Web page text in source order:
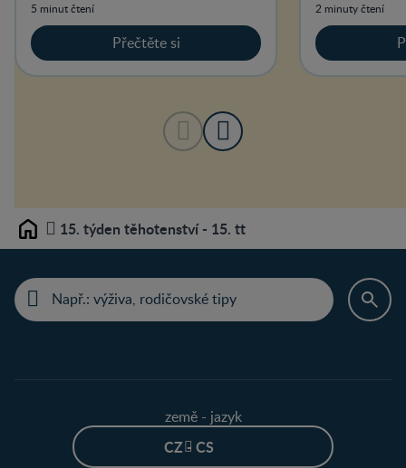
5 minut čtení
Přečtěte si
2 minuty čtení
Home 15. týden těhotenství - 15. tt
země - jazyk
CZ - CS